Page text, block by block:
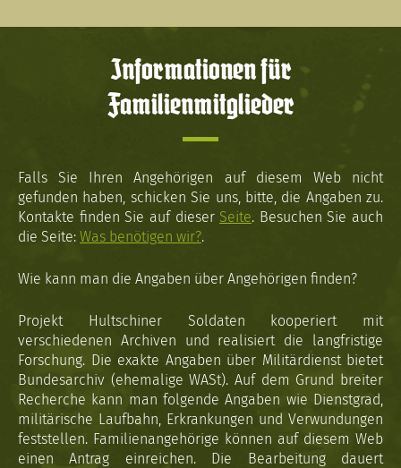
Informationen für
Familienmitglieder
Falls Sie Ihren Angehörigen auf diesem Web nicht
gefunden haben, schicken Sie uns, bitte, die Angaben zu.
Kontakte finden Sie auf dieser Seite. Besuchen Sie auch
die Seite: Was benötigen wir?.
Wie kann man die Angaben über Angehörigen finden?
Projekt Hultschiner Soldaten kooperiert mit
verschiedenen Archiven und realisiert die langfristige
Forschung. Die exakte Angaben über Militärdienst bietet
Bundesarchiv (ehemalige WASt). Auf dem Grund breiter
Recherche kann man folgende Angaben wie Dienstgrad,
militärische Laufbahn, Erkrankungen und Verwundungen
feststellen. Familienangehörige können auf diesem Web
einen Antrag einreichen. Die Bearbeitung dauert